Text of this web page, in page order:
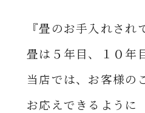
『畳のお手入れされ
畳は５年目、１０年
当店では、お客様の
お応えできるように